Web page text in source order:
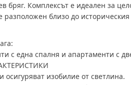
бряг. Комплексът е идеален за
разположен близо до
с една спалня и апартаменти с
осигуряват изобилие от светлина.